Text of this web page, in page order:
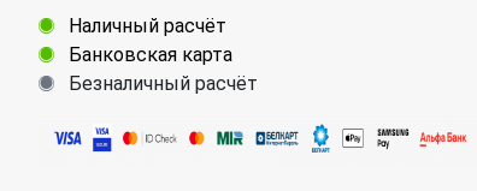
Наличный расчёт
Банковская карта
Безналичный расчёт